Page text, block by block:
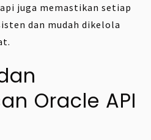
juga memastikan setiap
dan mudah dikelola
Oracle API